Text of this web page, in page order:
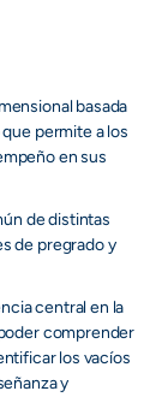
basada
permite a los
en sus
de distintas
de pregrado y
central en la
comprender
los vacíos
y